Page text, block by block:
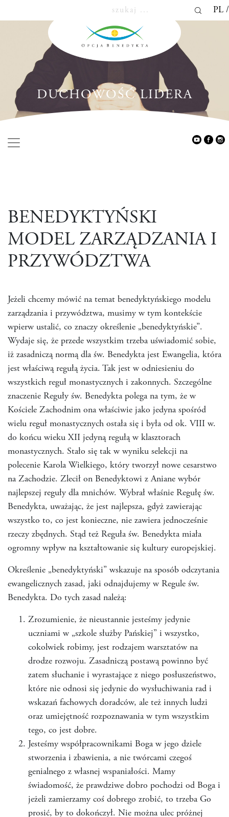
PL
DUCHOWOŚĆ LIDERA
BENEDYKTYŃSKI
MODEL ZARZĄDZANIA I
PRZYWÓDZTWA
Jeżeli chcemy mówić na temat benedyktyńskiego modelu
zarządzania i przywództwa, musimy w tym kontekście
wpierw ustalić, co znaczy określenie „benedyktyńskie”.
Wydaje się, że przede wszystkim trzeba uświadomić sobie,
iż zasadniczą normą dla św. Benedykta jest Ewangelia, która
jest właściwą regułą życia. Tak jest w odniesieniu do
wszystkich reguł monastycznych i zakonnych. Szczególne
znaczenie Reguły św. Benedykta polega na tym, że w
Kościele Zachodnim ona właściwie jako jedyna spośród
wielu reguł monastycznych ostała się i była od ok. VIII w.
do końcu wieku XII jedyną regułą w klasztorach
monastycznych. Stało się tak w wyniku selekcji na
polecenie Karola Wielkiego, który tworzył nowe cesarstwo
na Zachodzie. Zlecił on Benedyktowi z Aniane wybór
najlepszej reguły dla mnichów. Wybrał właśnie Regułę św.
Benedykta, uważając, że jest najlepsza, gdyż zawierając
wszystko to, co jest konieczne, nie zawiera jednocześnie
rzeczy zbędnych. Stąd też Reguła św. Benedykta miała
ogromny wpływ na kształtowanie się kultury europejskiej.
Określenie „benedyktyński” wskazuje na sposób odczytania
ewangelicznych zasad, jaki odnajdujemy w Regule św.
Benedykta. Do tych zasad należą:
Zrozumienie, że nieustannie jesteśmy jedynie
uczniami w „szkole służby Pańskiej” i wszystko,
cokolwiek robimy, jest rodzajem warsztatów na
drodze rozwoju. Zasadniczą postawą powinno być
zatem słuchanie i wyrastające z niego posłuszeństwo,
które nie odnosi się jedynie do wysłuchiwania rad i
wskazań fachowych doradców, ale też innych ludzi
oraz umiejętność rozpoznawania w tym wszystkim
tego, co jest dobre.
Jesteśmy współpracownikami Boga w jego dziele
stworzenia i zbawienia, a nie twórcami czegoś
genialnego z własnej wspaniałości. Mamy
świadomość, że prawdziwe dobro pochodzi od Boga i
jeżeli zamierzamy coś dobrego zrobić, to trzeba Go
prosić, by to dokończył. Nie można ulec próżnej